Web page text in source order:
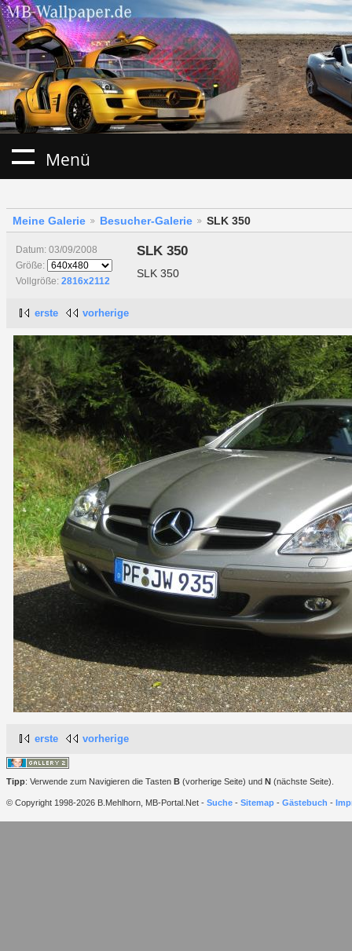
Menü
Meine Galerie Besucher-Galerie SLK 350
Datum: 03/09/2008
Größe:
Vollgröße: 2816x2112
SLK 350
SLK 350
erste vorherige
erste vorherige
Tipp: Verwende zum Navigieren die Tasten B (vorherige Seite) und N (nächste Seite).
© Copyright 1998-2026 B.Mehlhorn, MB-Portal.Net - Suche - Sitemap - Gästebuch -